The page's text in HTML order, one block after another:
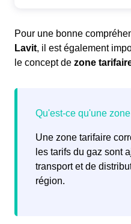
Pour une bonne
Lavit, il est également
le concept de zone
Une zone tarifaire
les tarifs du gaz sont
transport et de
région.